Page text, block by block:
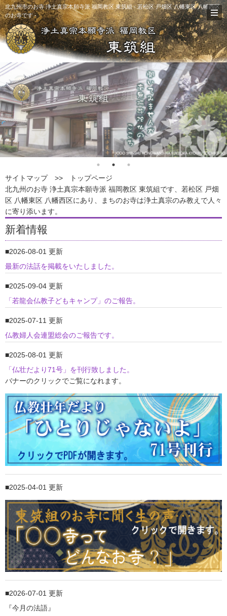
北九州市のお寺 浄土真宗本願寺派 福岡教区 東筑組 - 若松区 戸畑区 八幡東区 八幡西区
のお寺です -
北九州市のお寺 浄土真宗本願寺派 東筑組
サイトマップ >>
トップページ
北九州のお寺 浄土真宗本願寺派 福岡教区 東筑組です、若松区 戸畑
区 八幡東区 八幡西区にあり、まちのお寺は浄土真宗のみ教えで人々
に寄り添います。
新着情報
2026-08-01 更新
最新の法話を掲載をいたしました。
2025-09-04 更新
「若龍会仏教子どもキャンプ」のご報告。
2025-07-11 更新
仏教婦人会連盟総会のご報告です。
2025-08-01 更新
「仏壮だより71号」を刊行致しました。
バナーのクリックでご覧になれます。
2025-04-01 更新
2026-07-01 更新
『今月の法語』